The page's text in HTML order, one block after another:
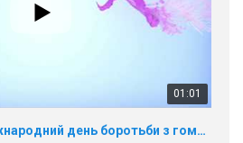
01:01
17 травня IDAHO. Міжнародний день боротьби з гомофобією трансфобією і біфобія.